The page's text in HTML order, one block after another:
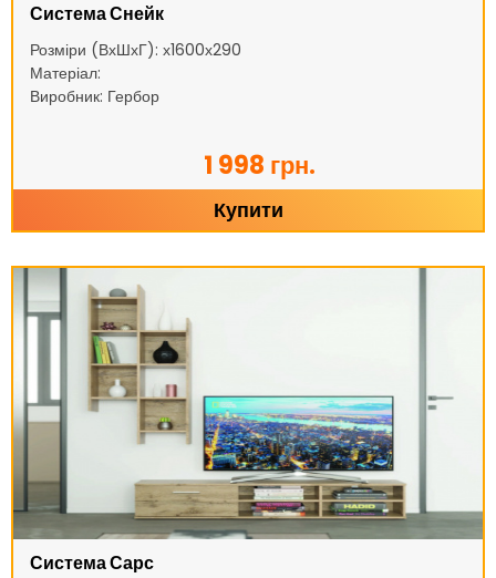
Система Снейк
Розміри (ВхШхГ): х1600х290
Матеріал:
Виробник: Гербор
1 998 грн.
Купити
Система Сарс